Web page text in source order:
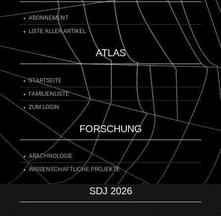
ABONNEMENT
LISTE ALLER ARTIKEL
ATLAS
STARTSEITE
FAMILIENLISTE
ZUM LOGIN
FORSCHUNG
ARACHNOLOGIE
WISSENSCHAFTLICHE PROJEKTE
SDJ 2026